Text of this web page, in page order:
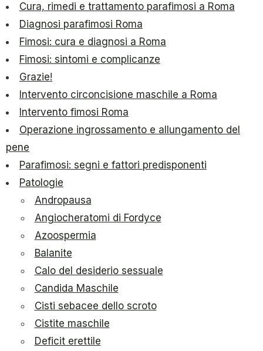
Cura, rimedi e trattamento parafimosi a Roma
Diagnosi parafimosi Roma
Fimosi: cura e diagnosi a Roma
Fimosi: sintomi e complicanze
Grazie!
Intervento circoncisione maschile a Roma
Intervento fimosi Roma
Operazione ingrossamento e allungamento del
pene
Parafimosi: segni e fattori predisponenti
Patologie
Andropausa
Angiocheratomi di Fordyce
Azoospermia
Balanite
Calo del desiderio sessuale
Candida Maschile
Cisti sebacee dello scroto
Cistite maschile
Deficit erettile